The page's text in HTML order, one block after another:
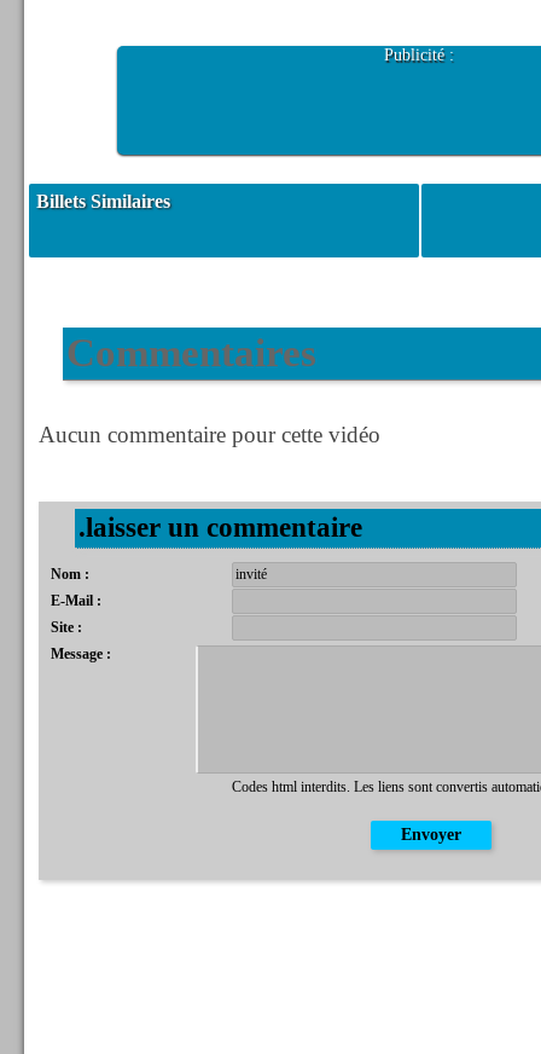
Publicité :
Billets Similaires
Commentaires
Aucun commentaire pour cette vidéo
.laisser un commentaire
Nom :
E-Mail :
Site :
Message :
Codes html interdits. Les liens sont convertis